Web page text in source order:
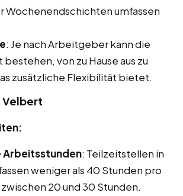
Wochenendschichten umfassen
: Je nach Arbeitgeber kann die
von zu Hause aus zu
zusätzliche Flexibilität bietet.
Velbert
Arbeitsstunden: Teilzeitstellen in
weniger als 40 Stunden pro
20 und 30 Stunden.